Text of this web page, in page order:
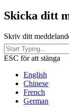
Skicka ditt
Skriv ditt
ESC för att stänga
English
Chinese
French
German